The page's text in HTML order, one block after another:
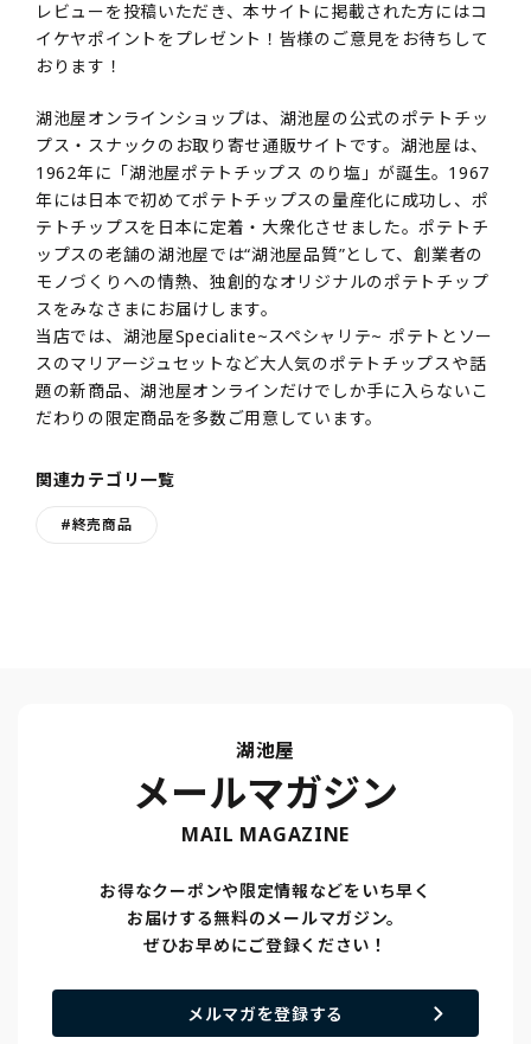
レビューを投稿いただき、本サイトに掲載された方にはコ
イケヤポイントをプレゼント！皆様のご意見をお待ちして
おります！
湖池屋オンラインショップは、湖池屋の公式のポテトチッ
プス・スナックのお取り寄せ通販サイトです。湖池屋は、
1962年に「湖池屋ポテトチップス のり塩」が誕生。1967
年には日本で初めてポテトチップスの量産化に成功し、ポ
テトチップスを日本に定着・大衆化させました。ポテトチ
ップスの老舗の湖池屋では“湖池屋品質”として、創業者の
モノづくりへの情熱、独創的なオリジナルのポテトチップ
スをみなさまにお届けします。
当店では、湖池屋Specialite~スペシャリテ~ ポテトとソー
スのマリアージュセットなど大人気のポテトチップスや話
題の新商品、湖池屋オンラインだけでしか手に入らないこ
だわりの限定商品を多数ご用意しています。
関連カテゴリ一覧
#終売商品
湖池屋
メールマガジン
MAIL MAGAZINE
お得なクーポンや限定情報などをいち早く
お届けする無料のメールマガジン。
ぜひお早めにご登録ください！
メルマガを登録する